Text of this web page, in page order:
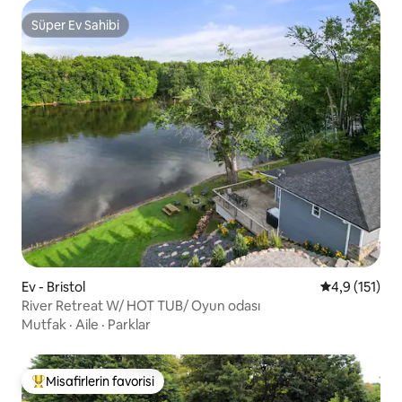
Süper Ev Sahibi
Süper Ev Sahibi
Ev - Bristol 5 üzerinden
4,9 (151)
River Retreat W/ HOT TUB/ Oyun odası
Mutfak · Aile · Parklar
Misafirlerin favorilerinden en beğenilenler arasında
Misafirlerin favorisi